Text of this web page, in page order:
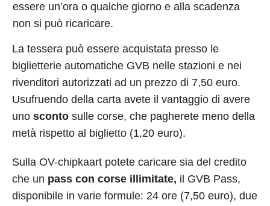
essere un’ora o qualche giorno e alla scadenza
non si può ricaricare.
La tessera può essere acquistata presso le
biglietterie automatiche GVB nelle stazioni e nei
rivenditori autorizzati ad un prezzo di 7,50 euro.
Usufruendo della carta avete il vantaggio di avere
uno sconto sulle corse, che pagherete meno della
metà rispetto al biglietto (1,20 euro).
Sulla OV-chipkaart potete caricare sia del credito
che un pass con corse illimitate, il GVB Pass,
disponibile in varie formule: 24 ore (7,50 euro), due